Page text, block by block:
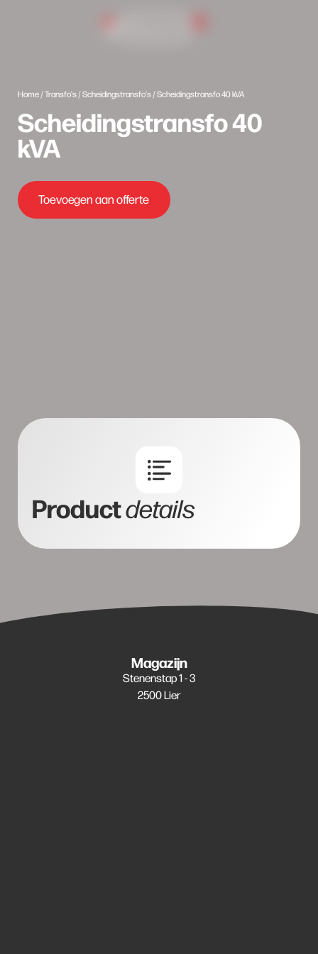
Home/Transfo's/Scheidingstransfo's/ Scheidingstransfo 40 kVA
Scheidingstransfo 40
kVA
Toevoegen aan offerte
Productdetails
Magazijn
Stenenstap 1 - 3
2500 Lier